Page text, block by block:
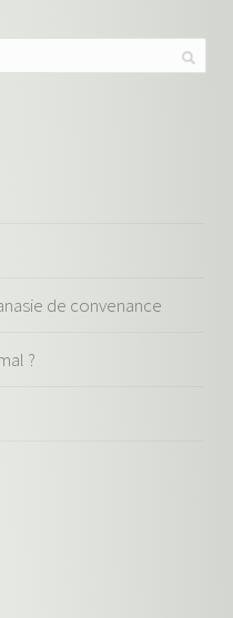
de convenance
?